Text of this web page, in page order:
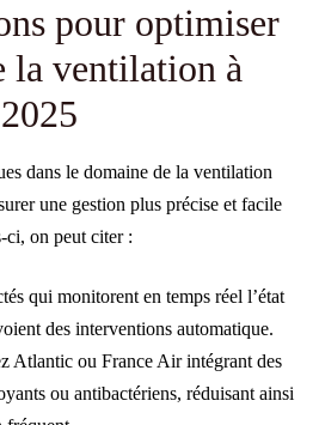
pour optimiser
la ventilation à
dans le domaine de la ventilation
une gestion plus précise et facile
ci, on peut citer :
qui monitorent en temps réel l’état
des interventions automatique.
Atlantic ou France Air intégrant des
ou antibactériens, réduisant ainsi